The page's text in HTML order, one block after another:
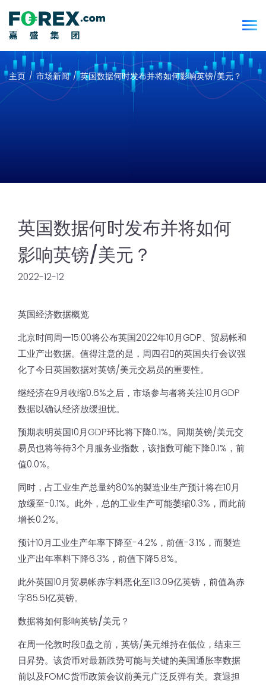
主页 市场新闻 英国数据何时发布并将如何影响英镑/美元？
英国数据何时发布并将如何
影响英镑/美元？
2022-12-12
英国经济数据概览
北京时间周一15:00将公布英国2022年10月GDP、贸易帐和
工业产出数据。值得注意的是，周四召𫔭的英国央行会议强
化了今日英国数据对英镑/美元交易员的重要性。
继经济在9月收缩0.6%之后，市场参与者将关注10月GDP
数据以确认经济放缓担忧。
预期表明英国10月GDP环比将下降0.1%。同期英镑/美元交
易员也将等待3个月服务业指数，该指数可能下降0.1%，前
值0.0%。
同时，占工业生产总量约80%的製造业生产预计将在10月
放缓至-0.1%。此外，总的工业生产可能萎缩0.3%，而此前
增长0.2%。
预计10月工业生产年率下降至-4.2%，前值-3.1%，而製造
业产出年率料下降6.3%，前值下降5.8%。
此外英国10月贸易帐赤字料恶化至113.09亿英镑，前值為赤
字85.51亿英镑。
数据将如何影响英镑/美元？
在周一伦敦时段𫔭盘之前，英镑/美元维持在低位，结束三
日昇势。该货币对最新跌势可能与关键的美国通胀率数据
前以及FOMC货币政策会议前美元广泛反弹有关。衰退担